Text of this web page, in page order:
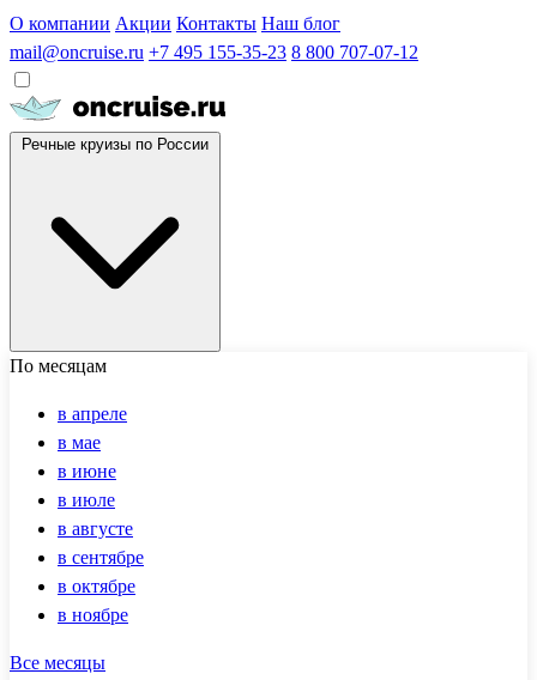
О компании Акции Контакты Наш блог
mail@oncruise.ru +7 495 155-35-23 8 800 707-07-12
По месяцам
в апреле
в мае
в июне
в июле
в августе
в сентябре
в октябре
в ноябре
Все месяцы